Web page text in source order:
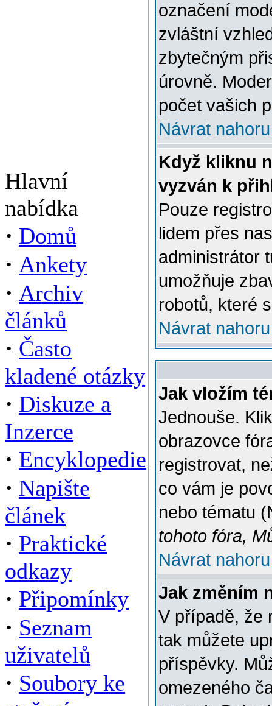
Hlavní
nabídka
· Domů
· Ankety
· Archiv
článků
· Často
kladené otázky
· Diskuze a
Inzerce
· Encyklopedie
· Napište
článek
· Praktické
odkazy
· Připomínky
· Seznam
uživatelů
· Soubory ke
označení
zvláštní
zbytečným
úrovně.
počet vašich
Návrat nahoru
Když kliknu
vyzván k
Pouze
lidem přes
administrátor
umožňuje
robotů, které
Návrat nahoru
Jak vložím
Jednouše.
obrazovce
registrovat,
co vám je
nebo tématu
tohoto fóra,
Návrat nahoru
Jak změním
V případě, že
tak můžete
příspěvky.
omezeného